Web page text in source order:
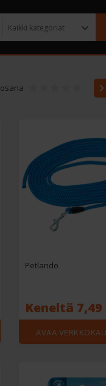
Petlando
Keneltä 7,49
AVAA